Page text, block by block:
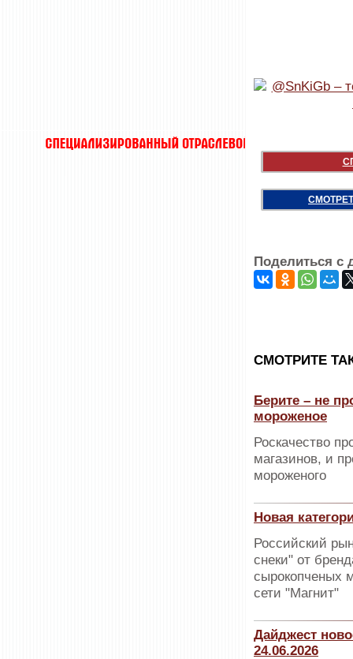
Поделиться с
CМОТРИТЕ
Берите – не
мороженое
Роскачество
магазинов, и
мороженого
Новая
Российский
снеки" от
сырокопченых
сети "Магнит"
Дайджест
24.06.2026